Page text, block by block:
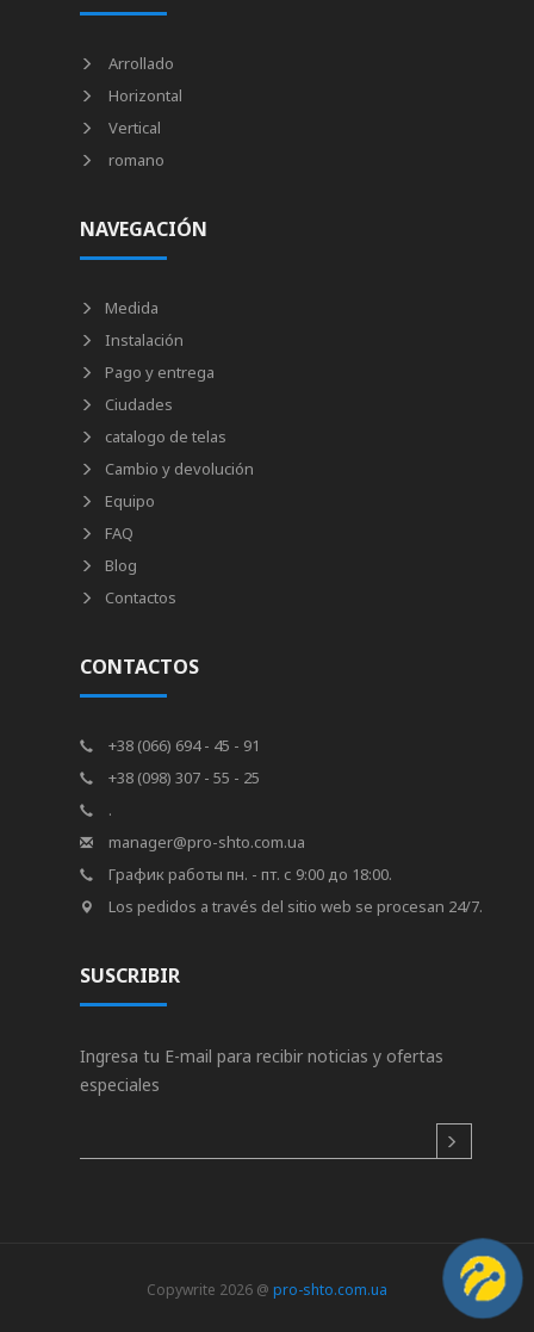
Arrollado
Horizontal
Vertical
romano
NAVEGACIÓN
Medida
Instalación
Pago y entrega
Ciudades
catalogo de telas
Cambio y devolución
Equipo
FAQ
Blog
Contactos
CONTACTOS
+38 (066) 694 - 45 - 91
+38 (098) 307 - 55 - 25
.
manager@pro-shto.com.ua
График работы пн. - пт. с 9:00 до 18:00.
Los pedidos a través del sitio web se procesan 24/7.
SUSCRIBIR
Ingresa tu E-mail para recibir noticias y ofertas
especiales
Copywrite 2026 @ pro-shto.com.ua